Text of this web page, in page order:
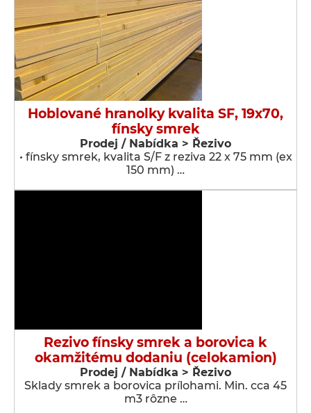
Hoblované hranolky kvalita SF, 19x70,
fínsky smrek
Prodej / Nabídka > Řezivo
• fínsky smrek, kvalita S/F z reziva 22 x 75 mm (ex
150 mm) …
Rezivo fínsky smrek a borovica k
okamžitému dodaniu (celokamion)
Prodej / Nabídka > Řezivo
Sklady smrek a borovica prílohami. Min. cca 45
m3 rôzne …